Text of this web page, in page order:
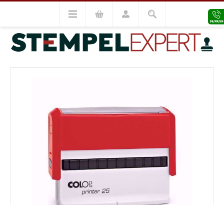
Colop Stempel Colop Printer Colop Printer 25
VORHERIGES MODELL NÄCHSTES MODELL